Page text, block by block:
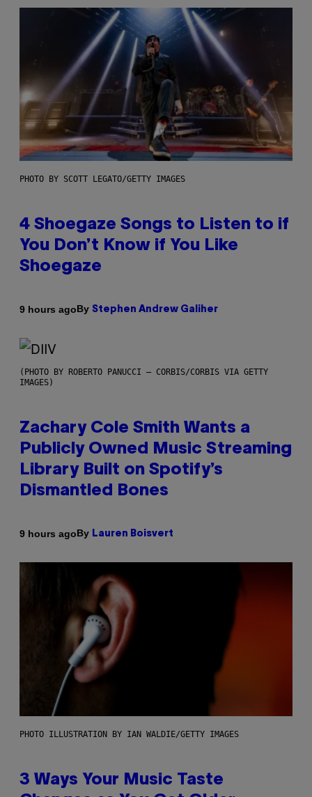
PHOTO BY SCOTT LEGATO/GETTY IMAGES
4 Shoegaze Songs to Listen to if
You Don’t Know if You Like
Shoegaze
9 hours agoBy Stephen Andrew Galiher
(PHOTO BY ROBERTO PANUCCI – CORBIS/CORBIS VIA GETTY
IMAGES)
Zachary Cole Smith Wants a
Publicly Owned Music Streaming
Library Built on Spotify’s
Dismantled Bones
9 hours agoBy Lauren Boisvert
PHOTO ILLUSTRATION BY IAN WALDIE/GETTY IMAGES
3 Ways Your Music Taste